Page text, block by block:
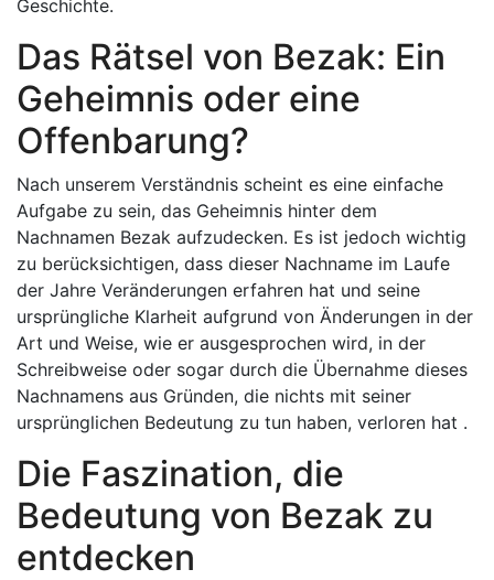
Geschichte.
Das Rätsel von Bezak: Ein
Geheimnis oder eine
Offenbarung?
Nach unserem Verständnis scheint es eine einfache
Aufgabe zu sein, das Geheimnis hinter dem
Nachnamen Bezak aufzudecken. Es ist jedoch wichtig
zu berücksichtigen, dass dieser Nachname im Laufe
der Jahre Veränderungen erfahren hat und seine
ursprüngliche Klarheit aufgrund von Änderungen in der
Art und Weise, wie er ausgesprochen wird, in der
Schreibweise oder sogar durch die Übernahme dieses
Nachnamens aus Gründen, die nichts mit seiner
ursprünglichen Bedeutung zu tun haben, verloren hat .
Die Faszination, die
Bedeutung von Bezak zu
entdecken